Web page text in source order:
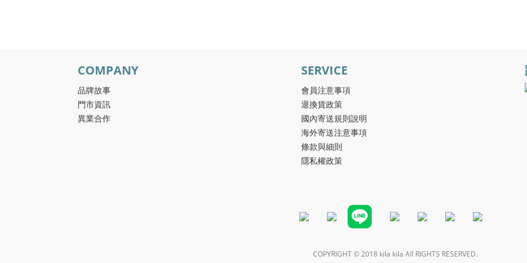
COMPANY
品牌故事
門市資訊
異業合作
SERVICE
會員注意事項
退換貨政策
國內寄送規則說明
海外寄送注意事項
條款與細則
隱私權政策
COPYRIGHT © 2018 kila kila All RIGHTS RESERVED.